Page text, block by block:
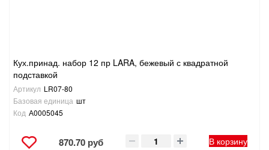
Кух.принад. набор 12 пр LARA, бежевый с квадратной
подставкой
Артикул LR07-80
Базовая единица шт
Код А0005045
870.70 руб В корзину